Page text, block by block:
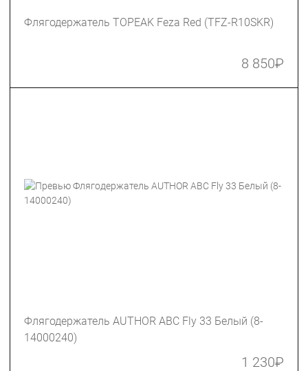
Флягодержатель TOPEAK Feza Red (TFZ-R10SKR)
8 850₽
Флягодержатель AUTHOR ABC Fly 33 Белый (8-
14000240)
1 230₽